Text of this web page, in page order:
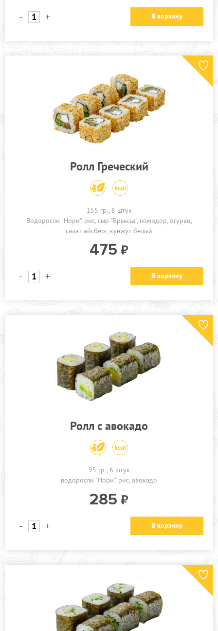
- + В корзину
Ролл Греческий
155 гр., 8 штук
Водоросли "Нори" рис сыр "Брынза" помидор огурец
салат айсберг кунжут белый
475
- + В корзину
Ролл с авокадо
95 гр., 6 штук
водоросли "Нори" рис авокадо
285
- + В корзину